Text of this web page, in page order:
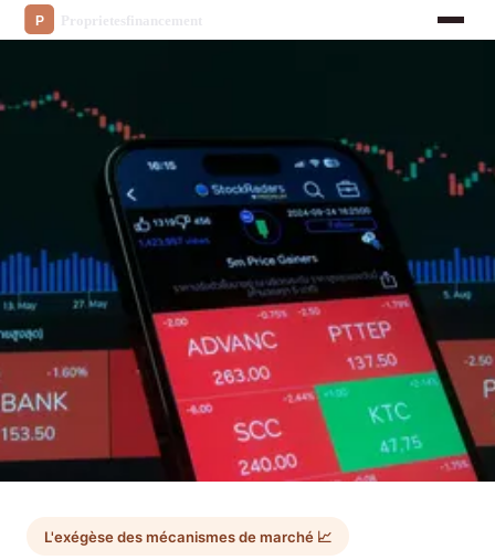
L'exégèse des mécanismes de marché 📈